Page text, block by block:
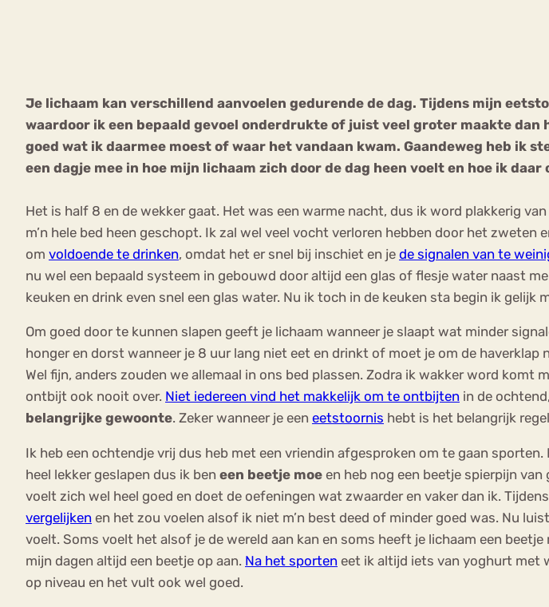
Je lichaam kan verschillend aanvoelen gedurende de dag. Tijdens mijn
waardoor ik een bepaald gevoel onderdrukte of juist veel groter maakte dan
goed wat ik daarmee moest of waar het vandaan kwam. Gaandeweg heb ik
een dagje mee in hoe mijn lichaam zich door de dag heen voelt en hoe ik daar
Het is half 8 en de wekker gaat. Het was een warme nacht, dus ik word plakkerig
m’n hele bed heen geschopt. Ik zal wel veel vocht verloren hebben door het zweten
om voldoende te drinken, omdat het er snel bij inschiet en je de signalen van te
nu wel een bepaald systeem in gebouwd door altijd een glas of flesje water naast
keuken en drink even snel een glas water. Nu ik toch in de keuken sta begin ik
Om goed door te kunnen slapen geeft je lichaam wanneer je slaapt wat minder
honger en dorst wanneer je 8 uur lang niet eet en drinkt of moet je om de
Wel fijn, anders zouden we allemaal in ons bed plassen. Zodra ik wakker word komt
ontbijt ook nooit over. Niet iedereen vind het makkelijk om te ontbijten in de
belangrijke gewoonte. Zeker wanneer je een eetstoornis hebt is het belangrijk
Ik heb een ochtendje vrij dus heb met een vriendin afgesproken om te gaan
heel lekker geslapen dus ik ben een beetje moe en heb nog een beetje spierpijn
voelt zich wel heel goed en doet de oefeningen wat zwaarder en vaker dan ik.
vergelijken en het zou voelen alsof ik niet m’n best deed of minder goed was. Nu
voelt. Soms voelt het alsof je de wereld aan kan en soms heeft je lichaam een beetje
mijn dagen altijd een beetje op aan. Na het sporten eet ik altijd iets van yoghurt met
op niveau en het vult ook wel goed.
Boulimia Nervosa Eetstoornis Anorexia Nervosa
Orthorexia
Afvallen Angst